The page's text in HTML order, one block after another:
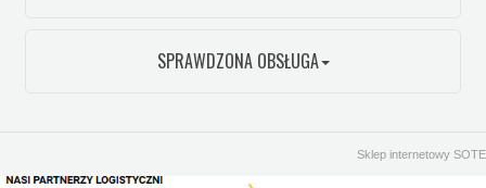
SPRAWDZONA OBSŁUGA
Sklep internetowy SOTE